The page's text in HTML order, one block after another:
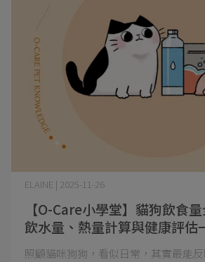
【O-Care小學堂】貓狗飲食
飲水量、熱量計算與健康評估
ELAINE | 2025-11-26
照顧貓咪狗狗，看似日常，其實最能